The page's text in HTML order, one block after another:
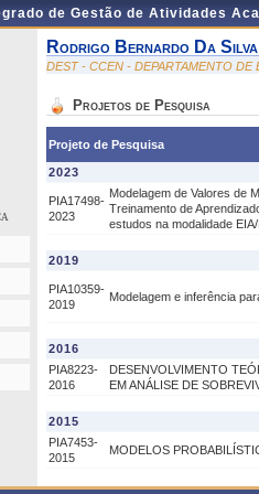
de Gestão de Atividades
Rodrigo Bernardo Da Silva
DEST - CCEN - DEPARTAMENTO DE
Projetos de Pesquisa
Projeto de Pesquisa
2023
PIA17498-
2023
Modelagem de Valores de
Treinamento de
estudos na modalidade
2019
PIA10359-
2019
Modelagem e inferência
2016
PIA8223-
2016
DESENVOLVIMENTO
EM ANÁLISE DE
2015
PIA7453-
2015
MODELOS